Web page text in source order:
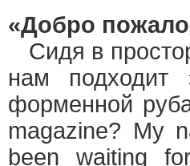
«Добро
Сидя в
нам подходит
форменной
magazine? My
been waiting